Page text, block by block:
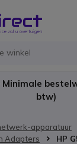
Minimale
btw)
apparatuur
Adapters
HP